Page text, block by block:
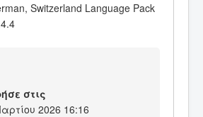
Switzerland Language Pack
στις
2026 16:16